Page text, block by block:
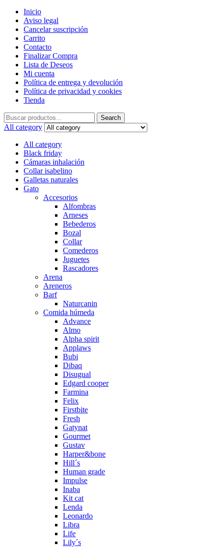
Inicio
Aviso legal
Cancelar suscripción
Carrito
Contacto
Finalizar Compra
Lista de Deseos
Mi cuenta
Política de entrega y devolución
Política de privacidad y cookies
Tienda
Search
for:
Search
All category
All category
Black friday
Cámaras inhalación
Collar isabelino
Galletas naturales
Gato
Accesorios
Alfombras
Arneses
Bebederos
Bozal
Collar
Comederos
Juguetes
Rascadores
Arena
Areneros
Barf
Naturcanin
Comida húmeda
Advance
Almo
Alpha spirit
Applaws
Bubi
Dibaq
Disugual
Edgard cooper
Farmina
Felix
Firstbite
Fresh
Gatynat
Gourmet
Gustav
Harper&bone
Hill´s
Human grade
Impulse
Inaba
Kit cat
Lenda
Leonardo
Libra
Life
Lily´s